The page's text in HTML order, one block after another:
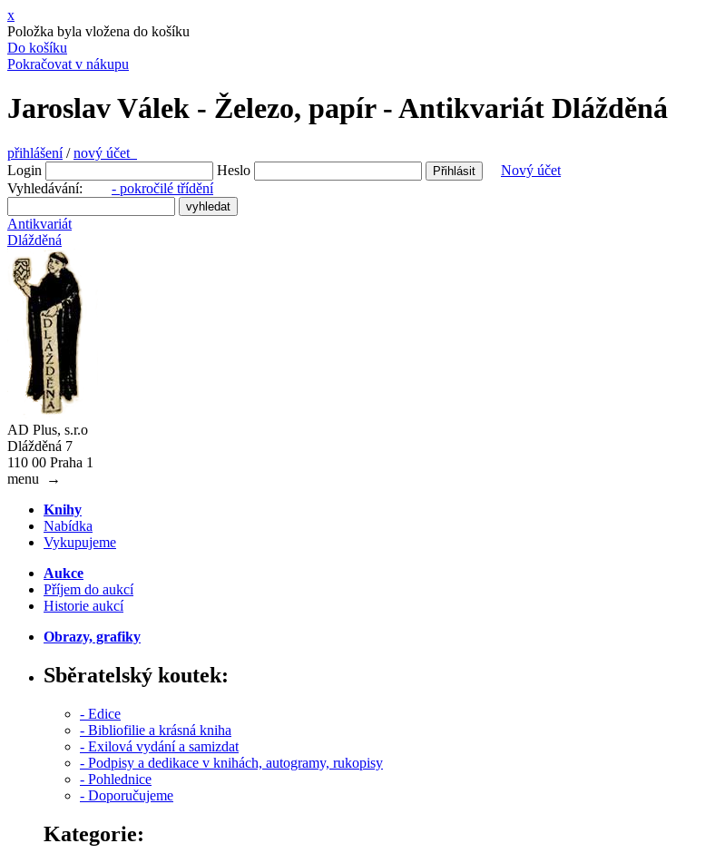
x
Položka byla vložena do košíku
Do košíku
Pokračovat v nákupu
Jaroslav Válek - Železo, papír - Antikvariát Dlážděná
přihlášení/nový účet
Login
Heslo
Nový účet
Vyhledávání: - pokročilé třídění
Antikvariát
Dlážděná
AD Plus, s.r.o
Dlážděná 7
110 00 Praha 1
menu
→
Knihy
Nabídka
Vykupujeme
Aukce
Příjem do aukcí
Historie aukcí
Obrazy, grafiky
Sběratelský koutek:
- Edice
- Bibliofilie a krásná kniha
- Exilová vydání a samizdat
- Podpisy a dedikace v knihách, autogramy, rukopisy
- Pohlednice
- Doporučujeme
Kategorie: